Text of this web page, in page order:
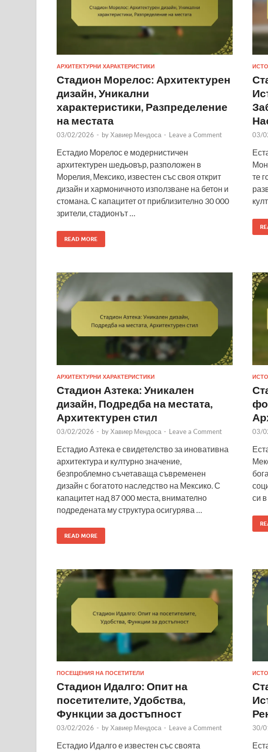
АРХИТЕКТУРНИ ХАРАКТЕРИСТИКИ
Стадион Морелос: Архитектурен
дизайн, Уникални
характеристики, Разпределение
на местата
03/02/2026 - byХавиер Мендоса - Leave a Comment
Естадио Морелос е модернистичен
архитектурен шедьовър, разположен в
Морелия, Мексико, известен със своя открит
дизайн и хармоничното използване на бетон и
стомана. С капацитет от приблизително 30 000
зрители, стадионът …
READ MORE
03/
те
АРХИТЕКТУРНИ ХАРАКТЕРИСТИКИ
Стадион Азтека: Уникален
дизайн, Подредба на местата,
Архитектурен стил
03/02/2026 - by Хавиер Мендоса - Leave a Comment
Естадио Азтека е свидетелство за иновативна
архитектура и културно значение,
безпроблемно съчетаваща съвременен
дизайн с богатото наследство на Мексико. С
капацитет над 87 000 места, внимателно
подредената му структура осигурява …
READ MORE
03/
си
ПОСЕЩЕНИЯ НА ПОСЕТИТЕЛИ
Стадион Идалго: Опит на
посетителите, Удобства,
Функции за достъпност
03/02/2026 - byХавиер Мендоса - Leave a Comment
Естадио Идалго е известен със своята
30/